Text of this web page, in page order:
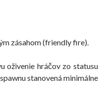
zásahom (friendly fire).
oživenie hráčov zo statusu
stanovená minimálne